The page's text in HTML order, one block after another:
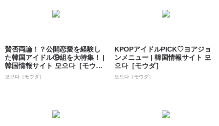
賛否両論！？公開恋愛を経験し
た韓国アイドル⑲組を大特集！ |
韓国情報サイト 모으다［モウ
ダ］
모으다［モウダ］
KPOPアイドルPICK♡ヨアジョ
ンメニュー | 韓国情報サイト 모
으다［モウダ］
모으다［モウダ］